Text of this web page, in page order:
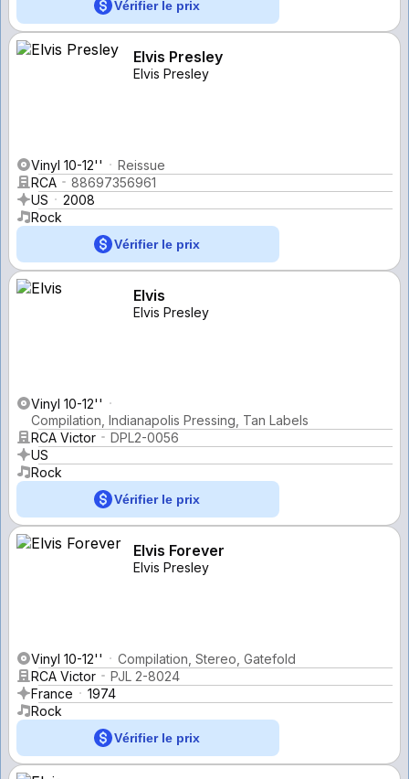
Vérifier le prix
Elvis Presley
Elvis Presley
Vinyl 10-12''
Reissue
RCA
88697356961
US
2008
Rock
Vérifier le prix
Elvis
Elvis Presley
Vinyl 10-12''
Compilation, Indianapolis Pressing, Tan Labels
RCA Victor
DPL2-0056
US
Rock
Vérifier le prix
Elvis Forever
Elvis Presley
Vinyl 10-12''
Compilation, Stereo, Gatefold
RCA Victor
PJL 2-8024
France
1974
Rock
Vérifier le prix